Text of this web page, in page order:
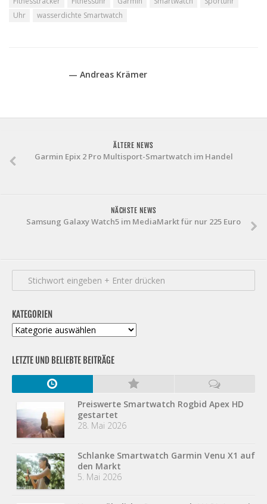
Uhr
wasserdichte Smartwatch
— Andreas Krämer
ÄLTERE NEWS
Garmin Epix 2 Pro Multisport-Smartwatch im Handel
NÄCHSTE NEWS
Samsung Galaxy Watch5 im MediaMarkt für nur 225 Euro
KATEGORIEN
Kategorien
LETZTE UND BELIEBTE BEITRÄGE
Preiswerte Smartwatch Rogbid Apex HD
gestartet
28. Mai 2026
Schlanke Smartwatch Garmin Venu X1 auf
den Markt
5. Mai 2026